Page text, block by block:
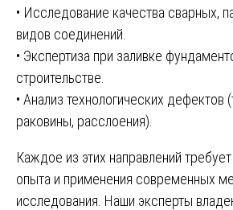
• Исследование качества сварных,
видов соединений.
• Экспертиза при заливке
строительстве.
• Анализ технологических дефектов
раковины, расслоения).
Каждое из этих направлений требует
опыта и применения современных
исследования. Наши эксперты